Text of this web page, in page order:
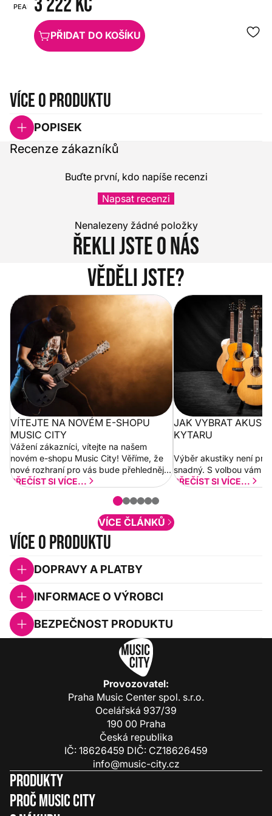
PEARL
HX0000000002785
PŘIDAT DO KOŠÍKU
Více o produktu
POPISEK
Recenze zákazníků
Buďte první, kdo napíše recenzi
Napsat recenzi
Nenalezeny žádné položky
Řekli jste o nás
Věděli jste?
Vítejte na novém e-shopu Music
City
VÍTEJTE NA NOVÉM E-SHOPU
MUSIC CITY
Vážení zákazníci, vítejte na našem
novém e-shopu Music City! Věříme, že
nové rozhraní pro vás bude přehlednější
a rychlejší. Postupně budeme přidávat
PŘEČÍST SI VÍCE...
Jak vybrat
JAK VYBRAT
KYTARU
Výběr akustiky není pro
snadný. S volbou vám
PŘEČÍST SI VÍCE...
VÍCE ČLÁNKŮ
Více o produktu
DOPRAVY A PLATBY
INFORMACE O VÝROBCI
BEZPEČNOST PRODUKTU
Provozovatel:
Praha Music Center spol. s.r.o.
Ocelářská 937/39
190 00 Praha
Česká republika
IČ: 18626459 DIČ: CZ18626459
info@music-city.cz
Produkty
Proč Music City